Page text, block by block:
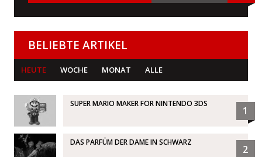
BELIEBTE ARTIKEL
HEUTE WOCHE MONAT ALLE
SUPER MARIO MAKER FOR NINTENDO 3DS
1
DAS PARFÜM DER DAME IN SCHWARZ
2